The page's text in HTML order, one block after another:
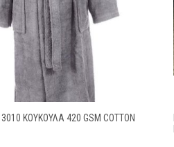
ΚΟΥΚΟΥΛΑ 420 GSM COTTON